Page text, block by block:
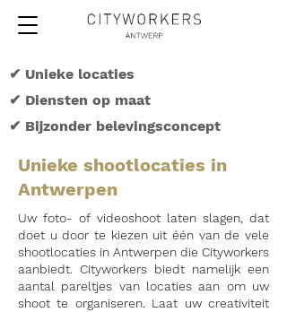
✔ Unieke locaties
✔ Diensten op maat
✔ Bijzonder belevingsconcept
Unieke shootlocaties in
Antwerpen
Uw foto- of videoshoot laten slagen, dat
doet u door te kiezen uit één van de vele
shootlocaties in Antwerpen die Cityworkers
aanbiedt. Cityworkers biedt namelijk een
aantal pareltjes van locaties aan om uw
shoot te organiseren. Laat uw creativiteit